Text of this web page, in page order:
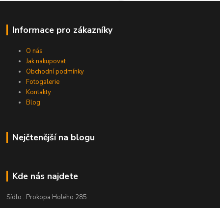
Informace pro zákazníky
O nás
Jak nakupovat
Obchodní podmínky
Fotogalerie
Kontakty
Blog
Nejčtenější na blogu
Kde nás najdete
Sídlo : Prokopa Holého 285